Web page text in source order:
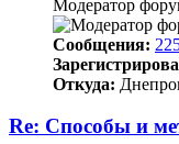
Модератор
Сообщения:
Откуда:
Re: Способы и